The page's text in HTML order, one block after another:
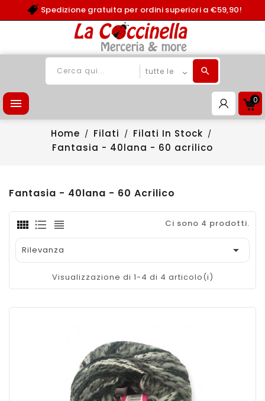
Spedizione gratuita per ordini superiori a €59,90!
 0
Home Filati
Filati In Stock
Fantasia - 40lana - 60 acrilico
Fantasia - 40lana - 60 Acrilico
Ci sono 4 prodotti.
Rilevanza 
Visualizzazione di 1-4 di 4 articolo(i)